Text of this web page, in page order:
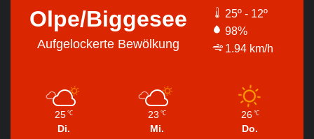
Olpe/Biggesee
Aufgelockerte Bewölkung
25º - 12º
98%
1.94 km/h
25 ℃
Di.
23 ℃
Mi.
26 ℃
Do.